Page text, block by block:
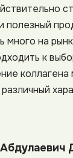
полезный
много на
к